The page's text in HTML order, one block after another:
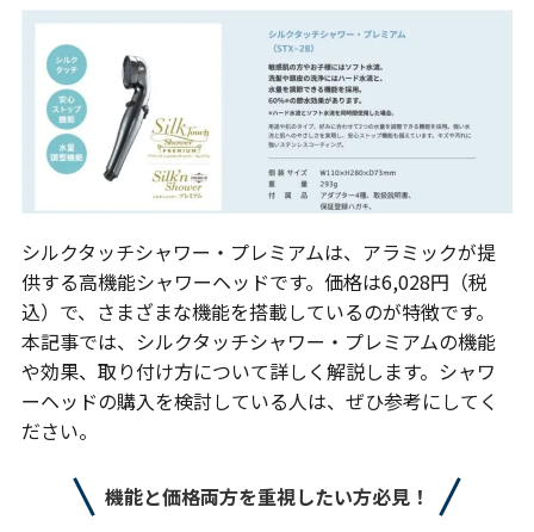
シルクタッチシャワー・プレミアムは、アラミックが提
供する高機能シャワーヘッドです。価格は6,028円（税
込）で、さまざまな機能を搭載しているのが特徴です。
本記事では、シルクタッチシャワー・プレミアムの機能
や効果、取り付け方について詳しく解説します。シャワ
ーヘッドの購入を検討している人は、ぜひ参考にしてく
ださい。
機能と価格両方を重視したい方必見！